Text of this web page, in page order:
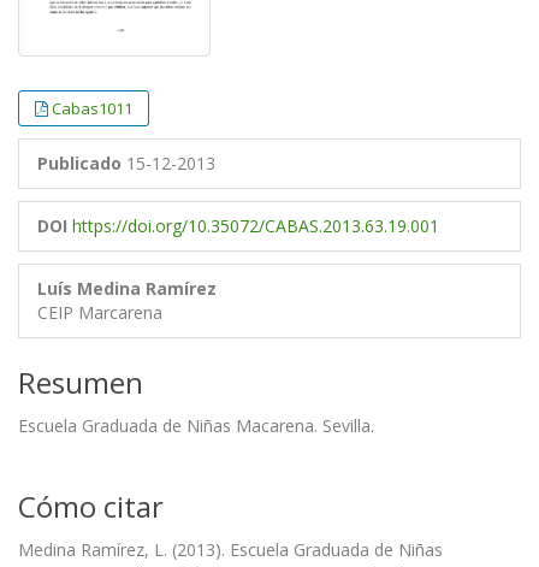
Cabas1011
Publicado 15-12-2013
DOI https://doi.org/10.35072/CABAS.2013.63.19.001
Luís Medina Ramírez
CEIP Marcarena
Resumen
Escuela Graduada de Niñas Macarena. Sevilla.
Cómo citar
Medina Ramírez, L. (2013). Escuela Graduada de Niñas